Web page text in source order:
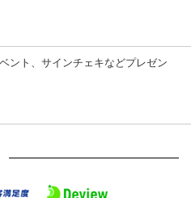
ント、サインチェキなどプレゼン